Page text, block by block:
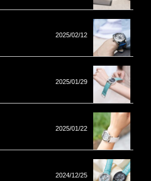
2025/02/12
2025/01/29
2025/01/22
2024/12/25